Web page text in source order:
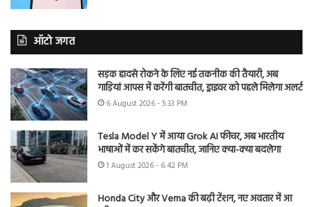
ऑटो जगत
सड़क हादसे रोकने के लिए नई तकनीक की तैयारी, अब
गाड़ियां आपस में करेंगी बातचीत, ड्राइवर को पहले मिलेगा अलर्ट
6 August 2026 - 5:33 PM
Tesla Model Y में आया Grok AI फीचर, अब भारतीय
भाषाओं में कर सकेंगे बातचीत, जानिए क्या-क्या बदलेगा
1 August 2026 - 6:42 PM
Honda City और Verna की बढ़ी टेंशन, नए अवतार में आ